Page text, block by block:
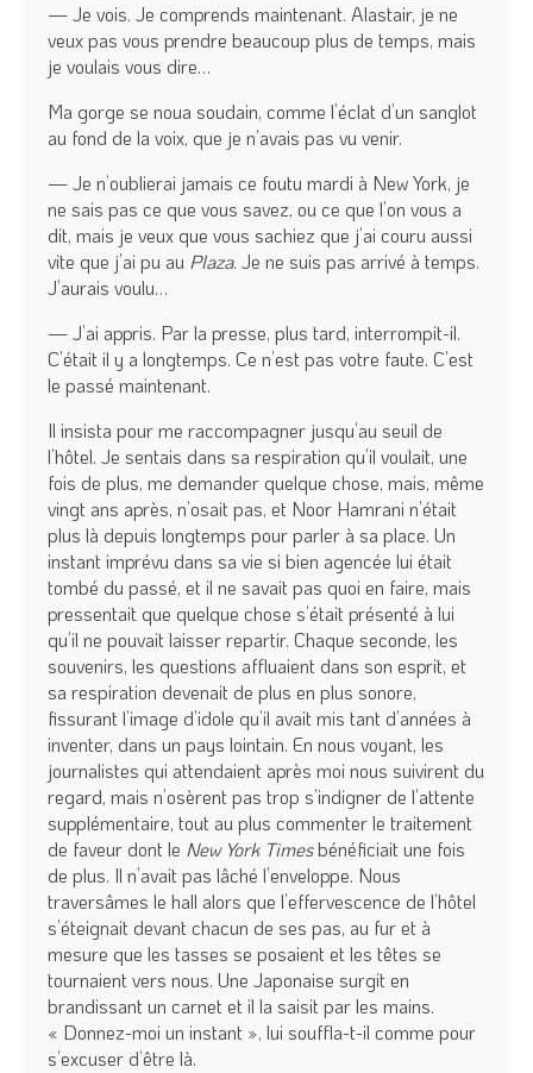
— Je vois. Je comprends maintenant. Alastair, je ne
veux pas vous prendre beaucoup plus de temps, mais
je voulais vous dire…
Ma gorge se noua soudain, comme l’éclat d’un sanglot
au fond de la voix, que je n’avais pas vu venir.
— Je n’oublierai jamais ce foutu mardi à New York, je
ne sais pas ce que vous savez, ou ce que l’on vous a
dit, mais je veux que vous sachiez que j’ai couru aussi
vite que j’ai pu au Plaza. Je ne suis pas arrivé à temps.
J’aurais voulu…
— J’ai appris. Par la presse, plus tard, interrompit-il.
C’était il y a longtemps. Ce n’est pas votre faute. C’est
le passé maintenant.
Il insista pour me raccompagner jusqu’au seuil de
l’hôtel. Je sentais dans sa respiration qu’il voulait, une
fois de plus, me demander quelque chose, mais, même
vingt ans après, n’osait pas, et Noor Hamrani n’était
plus là depuis longtemps pour parler à sa place. Un
instant imprévu dans sa vie si bien agencée lui était
tombé du passé, et il ne savait pas quoi en faire, mais
pressentait que quelque chose s’était présenté à lui
qu’il ne pouvait laisser repartir. Chaque seconde, les
souvenirs, les questions affluaient dans son esprit, et
sa respiration devenait de plus en plus sonore,
fissurant l’image d’idole qu’il avait mis tant d’années à
inventer, dans un pays lointain. En nous voyant, les
journalistes qui attendaient après moi nous suivirent du
regard, mais n’osèrent pas trop s’indigner de l’attente
supplémentaire, tout au plus commenter le traitement
de faveur dont le New York Timesbénéficiait une fois
de plus. Il n’avait pas lâché l’enveloppe. Nous
traversâmes le hall alors que l’effervescence de l’hôtel
s’éteignait devant chacun de ses pas, au fur et à
mesure que les tasses se posaient et les têtes se
tournaient vers nous. Une Japonaise surgit en
brandissant un carnet et il la saisit par les mains.
« Donnez-moi un instant », lui souffla-t-il comme pour
s’excuser d’être là.